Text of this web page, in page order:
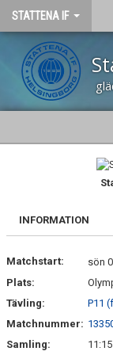
STATTENA IF
KALENDER
MATCHER
INFORMATION
Matchstart:
sön
Plats:
Tävling:
P11
Matchnummer:
Samling:
11:15